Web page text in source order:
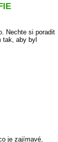
Nechte si poradit
tak, aby byl
je zajímavé,